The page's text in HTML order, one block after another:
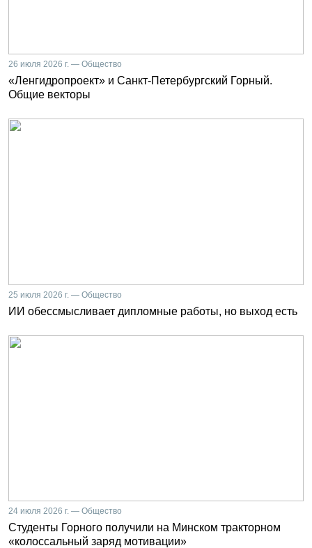
26 июля 2026 г. — Общество
«Ленгидропроект» и Санкт-Петербургский Горный.
Общие векторы
25 июля 2026 г. — Общество
ИИ обессмысливает дипломные работы, но выход есть
24 июля 2026 г. — Общество
Студенты Горного получили на Минском тракторном
«колоссальный заряд мотивации»